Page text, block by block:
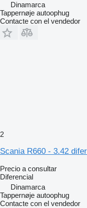
Dinamarca
Tappernøje autoophug
Contacte con el vendedor
2
Scania R660 - 3.42
Precio a consultar
Diferencial
Dinamarca
Tappernøje autoophug
Contacte con el vendedor